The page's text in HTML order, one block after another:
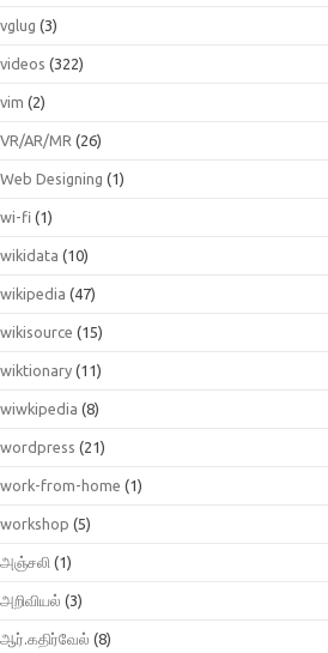
vglug (3)
videos (322)
vim (2)
VR/AR/MR (26)
Web Designing (1)
wi-fi (1)
wikidata (10)
wikipedia (47)
wikisource (15)
wiktionary (11)
wiwkipedia (8)
wordpress (21)
work-from-home (1)
workshop (5)
அஞ்சலி (1)
அறிவியல் (3)
ஆர்.கதிர்வேல் (8)